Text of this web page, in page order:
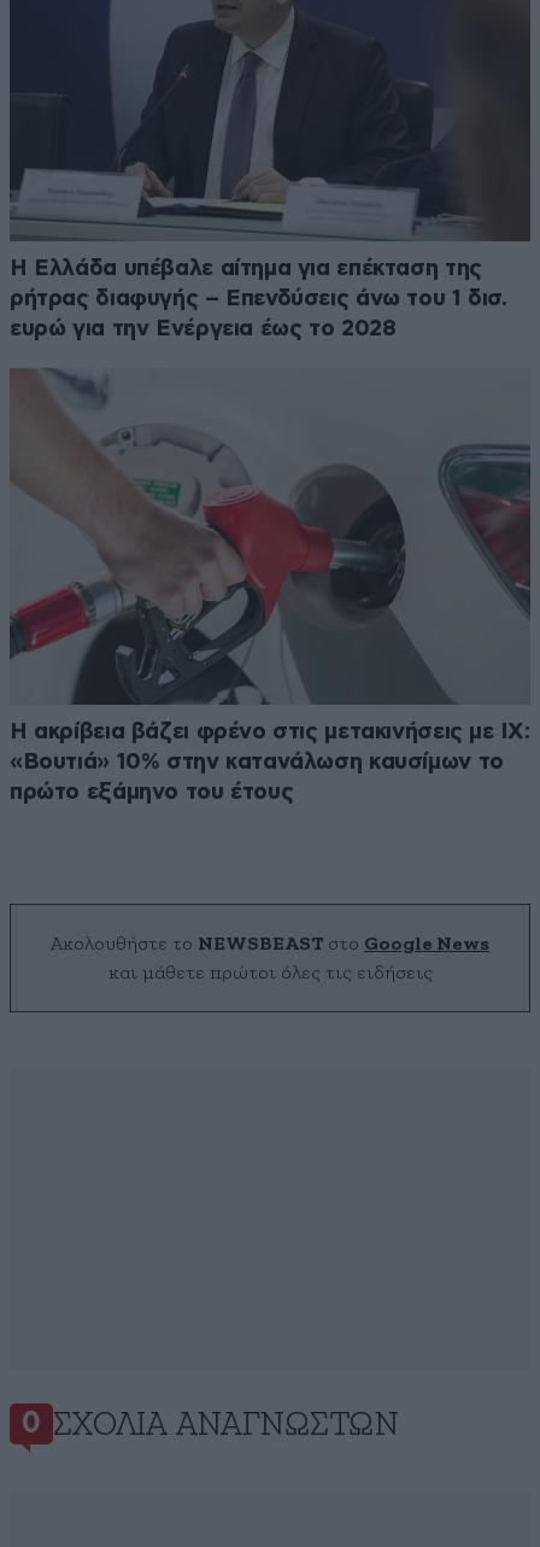
Η Ελλάδα υπέβαλε αίτημα για επέκταση της
ρήτρας διαφυγής – Επενδύσεις άνω του 1 δισ.
ευρώ για την Ενέργεια έως το 2028
Η ακρίβεια βάζει φρένο στις μετακινήσεις με ΙΧ:
«Βουτιά» 10% στην κατανάλωση καυσίμων το
πρώτο εξάμηνο του έτους
Ακολουθήστε το NEWSBEAST στο Google News
και μάθετε πρώτοι όλες τις ειδήσεις
0 ΣΧΌΛΙΑ ΑΝΑΓΝΩΣΤΏΝ